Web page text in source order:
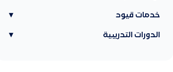
خدمات قيود ▾
الدورات التدريبية ▾